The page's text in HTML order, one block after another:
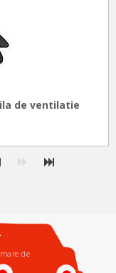
de ventilatie
de